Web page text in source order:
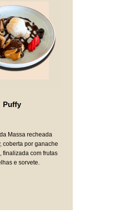
Puffy
Massa recheada
coberta por ganache
finalizada com frutas
e sorvete.